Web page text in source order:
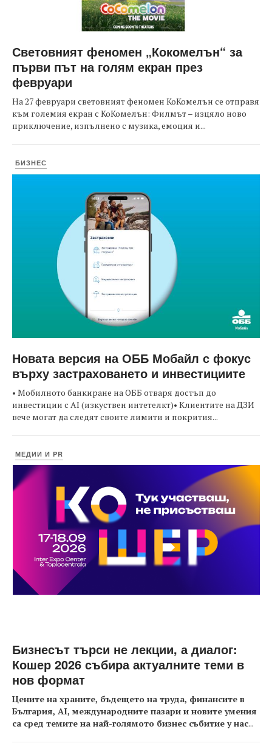
Световният феномен „Кокомелън“ за
първи път на голям екран през
февруари
На 27 февруари световният феномен КоКомелън се отправя
към големия екран с КоКомелън: Филмът – изцяло ново
приключение, изпълнено с музика, емоция и...
БИЗНЕС
Новата версия на ОББ Мобайл с фокус
върху застраховането и инвестициите
• Мобилното банкиране на ОББ отваря достъп до
инвестиции с AI (изкуствен интетелкт)• Клиентите на ДЗИ
вече могат да следят своите лимити и покрития...
МЕДИИ И PR
Бизнесът търси не лекции, а диалог:
Кошер 2026 събира актуалните теми в
нов формат
Цените на храните, бъдещето на труда, финансите в
България, AI, международните пазари и новите умения
са сред темите на най-голямото бизнес събитие у нас...